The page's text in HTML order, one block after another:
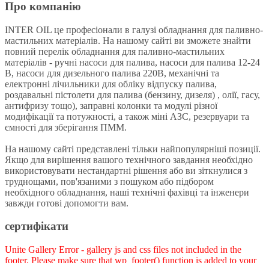
Про компанію
INTER OIL це професіонали в галузі обладнання для паливно-
мастильних матеріалів. На нашому сайті ви зможете знайти
повний перелік обладнання для паливно-мастильних
матеріалів - ручні насоси для палива, насоси для палива 12-24
В, насоси для дизельного палива 220В, механічні та
електронні лічильники для обліку відпуску палива,
роздавальні пістолети для палива (бензину, дизеля) , олії, гасу,
антифризу тощо), заправні колонки та модулі різної
модифікації та потужності, а також міні АЗС, резервуари та
ємності для зберігання ПММ.
На нашому сайті представлені тільки найпопулярніші позиції.
Якщо для вирішення вашого технічного завдання необхідно
використовувати нестандартні рішення або ви зіткнулися з
труднощами, пов'язаними з пошуком або підбором
необхідного обладнання, наші технічні фахівці та інженери
завжди готові допомогти вам.
сертифікати
Unite Gallery Error - gallery js and css files not included in the
footer. Please make sure that wp_footer() function is added to your